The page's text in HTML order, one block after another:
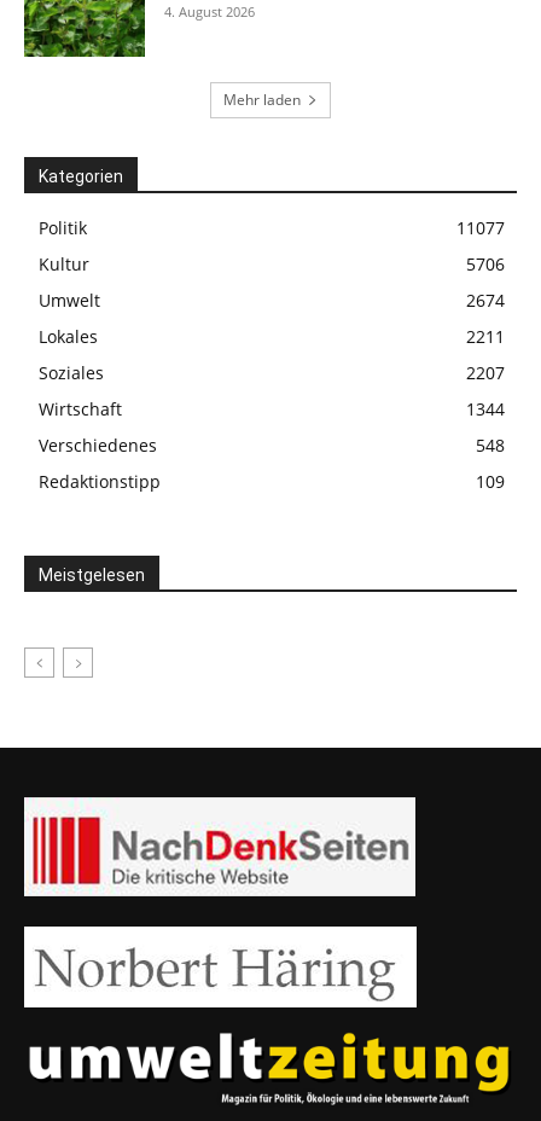
4. August 2026
Mehr laden
Kategorien
Politik
11077
Kultur
5706
Umwelt
2674
Lokales
2211
Soziales
2207
Wirtschaft
1344
Verschiedenes
548
Redaktionstipp
109
Meistgelesen